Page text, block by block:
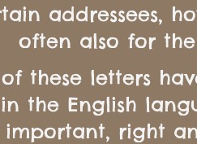
addressees,
often also for
of these letters
the English
important, right